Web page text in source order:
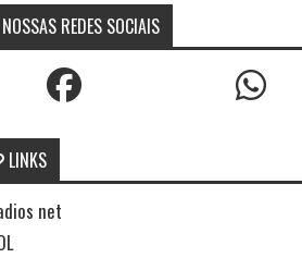
NOSSAS REDES SOCIAIS
LINKS
net